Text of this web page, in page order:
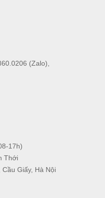
(Zalo),
17h)
Thới
Giấy, Hà Nội